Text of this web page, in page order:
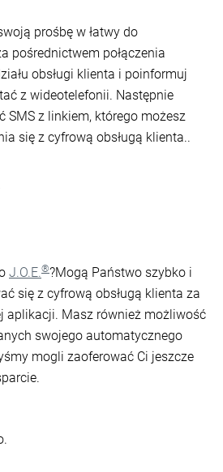
prośbę w łatwy do
pośrednictwem połączenia
obsługi klienta i poinformuj
z wideotelefonii. Następnie
SMS z linkiem, którego możesz
się z cyfrową obsługą klienta..
J.O.E.®?Mogą Państwo szybko i
się z cyfrową obsługą klienta za
aplikacji. Masz również możliwość
swojego automatycznego
mogli zaoferować Ci jeszcze